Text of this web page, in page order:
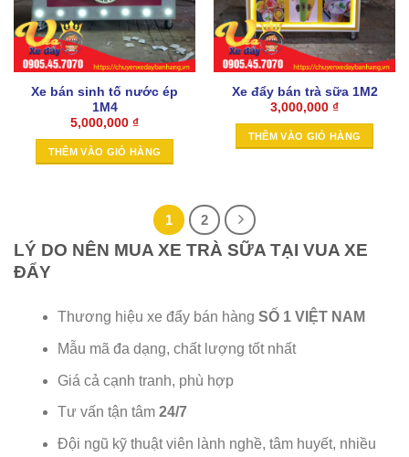
Xe bán sinh tố nước ép
1M4
5,000,000 ₫
THÊM VÀO GIỎ HÀNG
Xe đẩy bán trà sữa 1M2
3,000,000 ₫
THÊM VÀO GIỎ HÀNG
1 2
LÝ DO NÊN MUA XE TRÀ SỮA TẠI VUA XE
ĐẨY
Thương hiệu xe đẩy bán hàng SỐ 1 VIỆT NAM
Mẫu mã đa dạng, chất lượng tốt nhất
Giá cả cạnh tranh, phù hợp
Tư vấn tận tâm 24/7
Đội ngũ kỹ thuật viên lành nghề, tâm huyết, nhiều